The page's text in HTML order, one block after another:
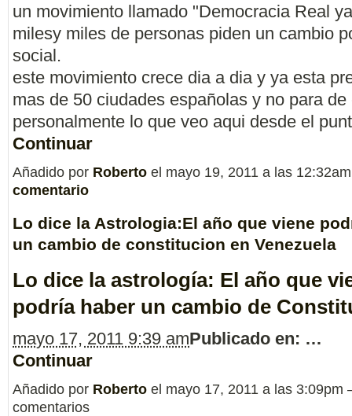
un movimiento llamado "Democracia Real
milesy miles de personas piden un cambio
social.
este movimiento crece dia a dia y ya esta
mas de 50 ciudades españolas y no para de
personalmente lo que veo aqui desde el
Continuar
Añadido por Roberto el mayo 19, 2011 a las
comentario
Lo dice la Astrologia:El año que viene
un cambio de constitucion en Venezuela
Lo dice la astrología: El año que
podría haber un cambio de
mayo 17, 2011 9:39 amPublicado en: …
Continuar
Añadido por Roberto el mayo 17, 2011 a las
comentarios